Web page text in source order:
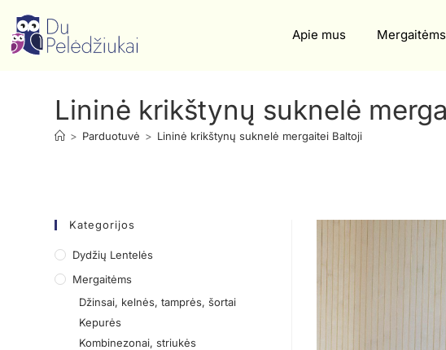
Apie mus Mergaitėms
Lininė krikštynų suknelė
> Parduotuvė > Lininė krikštynų suknelė mergaitei Baltoji
Kategorijos
Dydžių Lentelės
Mergaitėms
Džinsai, kelnės, tamprės, šortai
Kepurės
Kombinezonai, striukės